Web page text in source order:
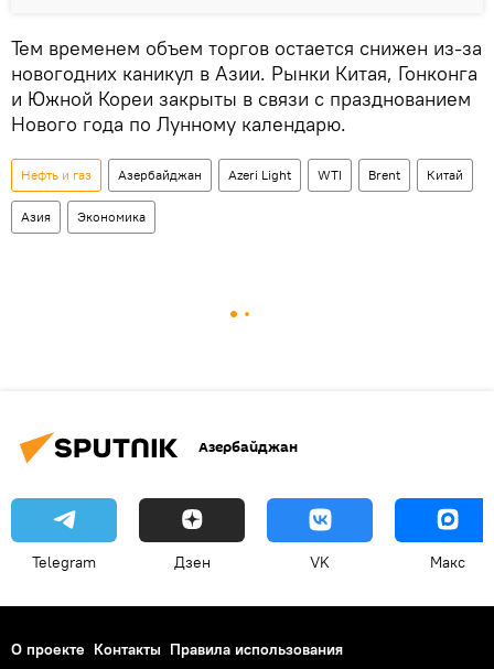
Тем временем объем торгов остается снижен из-за
новогодних каникул в Азии. Рынки Китая, Гонконга
и Южной Кореи закрыты в связи с празднованием
Нового года по Лунному календарю.
Нефть и газ Азербайджан Azeri Light WTI Brent Китай
Азия Экономика
Азербайджан
Telegram Дзен VK Макс
О проекте Контакты Правила использования